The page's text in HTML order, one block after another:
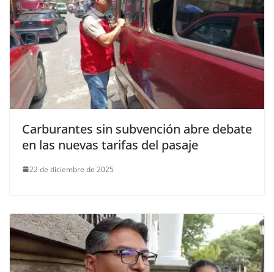
Carburantes sin subvención abre debate
en las nuevas tarifas del pasaje
22 de diciembre de 2025